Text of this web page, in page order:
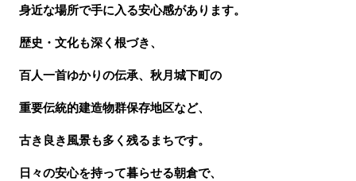
身近な場所で手に入る安心感があります。
歴史・文化も深く根づき、
百人一首ゆかりの伝承、秋月城下町の
重要伝統的建造物群保存地区など、
古き良き風景も多く残るまちです。
日々の安心を持って暮らせる朝倉で、